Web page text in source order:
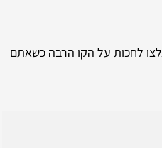
לחכות על הקו הרבה כשאתם